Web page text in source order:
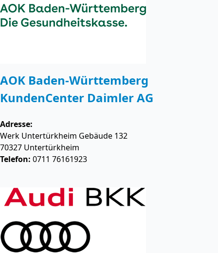
AOK Baden-Württemberg
KundenCenter Daimler AG
Adresse:
Werk Untertürkheim Gebäude 132
70327 Untertürkheim
Telefon: 0711 76161923